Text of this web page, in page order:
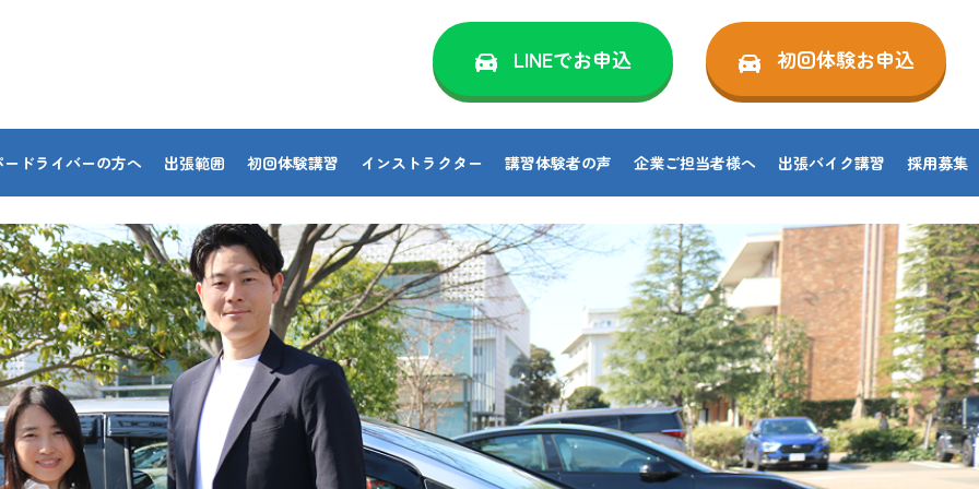
LINEでお申込 初回体験お申込
ドライバーの方へ 出張範囲 初回体験講習 インストラクター 講習体験者の声 企業ご担当者様へ 出張バイク講習 採用募集